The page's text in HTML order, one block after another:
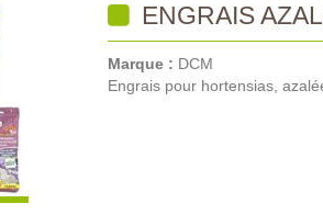
ENGRAIS
Marque : DCM
Engrais pour hortensias,